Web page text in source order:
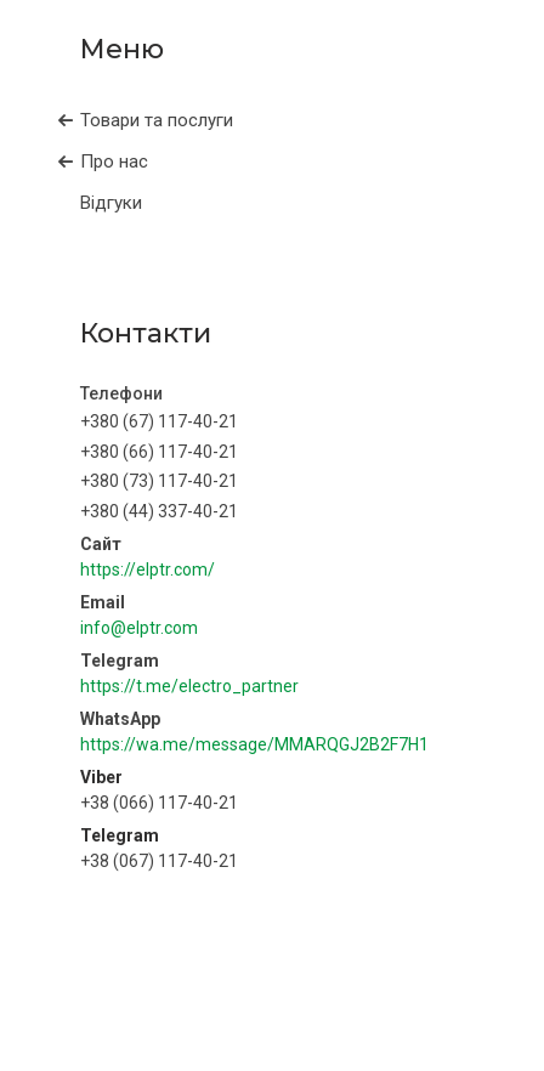
Товари та послуги
Про нас
Відгуки
Контакти
+380 (67) 117-40-21
+380 (66) 117-40-21
+380 (73) 117-40-21
+380 (44) 337-40-21
https://elptr.com/
info@elptr.com
https://t.me/electro_partner
https://wa.me/message/MMARQGJ2B2F7H1
Viber
+38 (066) 117-40-21
Telegram
+38 (067) 117-40-21